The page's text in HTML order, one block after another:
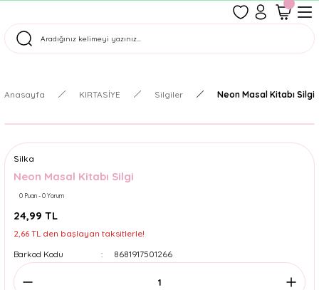
Tüm Siparişler Aynı Gün Kargoda!
Anasayfa KIRTASİYE Silgiler Neon Masal Kitabı Silgi
Silka
Neon Masal Kitabı Silgi
0 Puan - 0 Yorum
24,99 TL
2,66 TL den başlayan taksitlerle!
Barkod Kodu
8681917501266